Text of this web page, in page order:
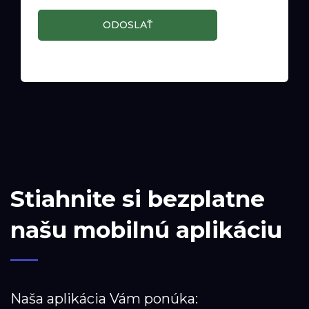
ODOSLAŤ
Stiahnite si bezplatne
našu mobilnú aplikáciu
Naša aplikácia Vám ponúka: